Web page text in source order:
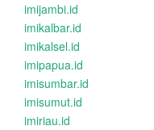
imijambi.id
imikalbar.id
imikalsel.id
imipapua.id
imisumbar.id
imisumut.id
imiriau.id